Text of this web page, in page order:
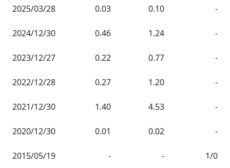
2025/03/28 0.03 0.10 -
2024/12/30 0.46 1.24 -
2023/12/27 0.22 0.77 -
2022/12/28 0.27 1.20 -
2021/12/30 1.40 4.53 -
2020/12/30 0.01 0.02 -
2015/05/19 - - 1/0